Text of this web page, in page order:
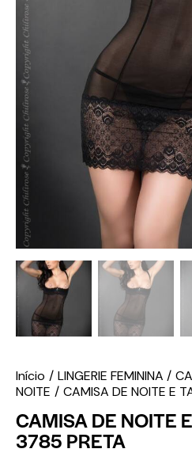
Início LINGERIE FEMININA
NOITE
CAMISA DE NOITE E
CAMISA DE NOITE
3785 PRETA